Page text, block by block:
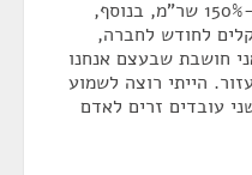
כשאני רואה את התוספת שתגיע ל-150% שר"מ, בנוסף,
לשלם על עובד אחד 70 שקלים לחודש לחברה,
חושבת שבעצם אנחנו
הייתי רוצה לשמוע
עובדים זרים לאדם